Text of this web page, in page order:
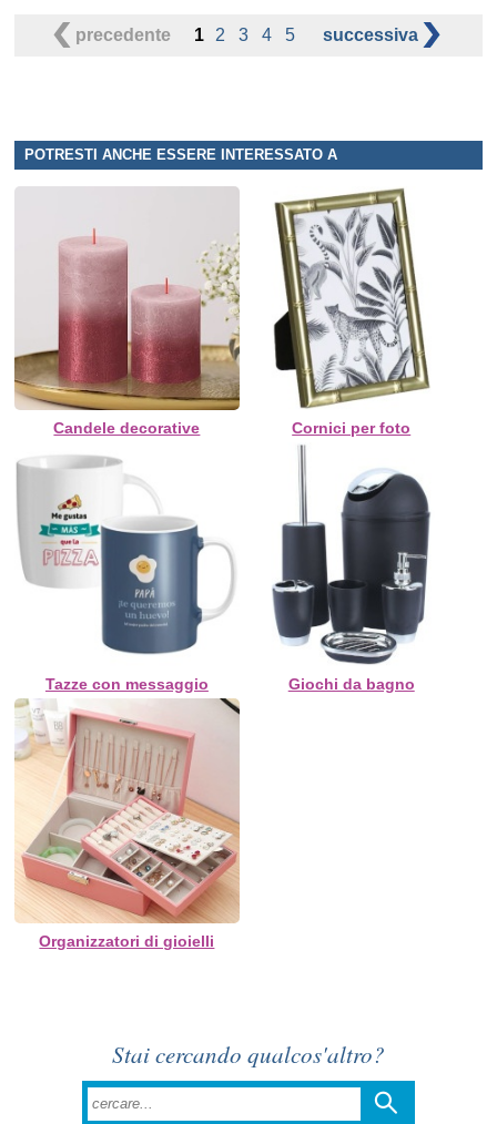
precedente 1 2 3 4 5 successiva
POTRESTI ANCHE ESSERE INTERESSATO A
Candele decorative Cornici per foto
Tazze con messaggio Giochi da bagno
Organizzatori di gioielli
Stai cercando qualcos'altro?